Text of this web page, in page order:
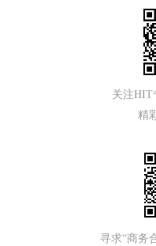
关注HIT
精
寻求“商务